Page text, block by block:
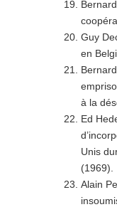
Guy
en
à la
Ed
Unis
(1969).
Alain